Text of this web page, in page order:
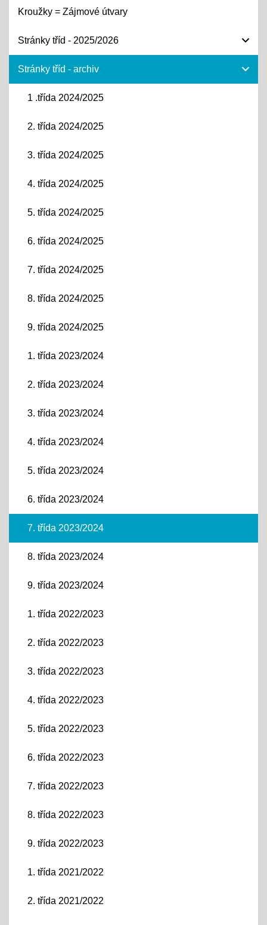
Kroužky = Zájmové útvary
Stránky tříd - 2025/2026
Stránky tříd - archiv
1 .třída 2024/2025
2. třída 2024/2025
3. třída 2024/2025
4. třída 2024/2025
5. třída 2024/2025
6. třída 2024/2025
7. třída 2024/2025
8. třída 2024/2025
9. třída 2024/2025
1. třída 2023/2024
2. třída 2023/2024
3. třída 2023/2024
4. třída 2023/2024
5. třída 2023/2024
6. třída 2023/2024
7. třída 2023/2024
8. třída 2023/2024
9. třída 2023/2024
1. třída 2022/2023
2. třída 2022/2023
3. třída 2022/2023
4. třída 2022/2023
5. třída 2022/2023
6. třída 2022/2023
7. třída 2022/2023
8. třída 2022/2023
9. třída 2022/2023
1. třída 2021/2022
2. třída 2021/2022